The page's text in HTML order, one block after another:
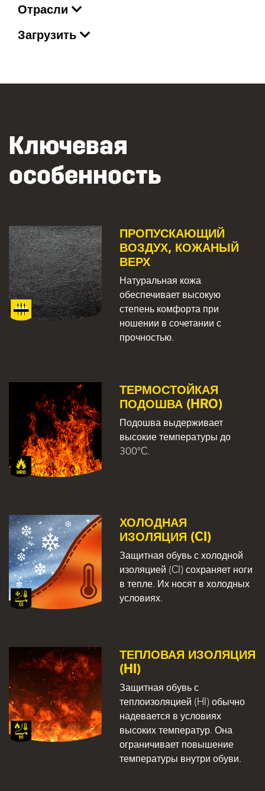
Отрасли
Загрузить
Ключевая
особенность
ПРОПУСКАЮЩИЙ
ВОЗДУХ, КОЖАНЫЙ
ВЕРХ
Натуральная кожа
обеспечивает высокую
степень комфорта при
ношении в сочетании с
прочностью.
ТЕРМОСТОЙКАЯ
ПОДОШВА (HRO)
Подошва выдерживает
высокие температуры до
300°C.
ХОЛОДНАЯ
ИЗОЛЯЦИЯ (CI)
Защитная обувь с холодной
изоляцией (CI) сохраняет ноги
в тепле. Их носят в холодных
условиях.
ТЕПЛОВАЯ ИЗОЛЯЦИЯ
(HI)
Защитная обувь с
теплоизоляцией (HI) обычно
надевается в условиях
высоких температур. Она
ограничивает повышение
температуры внутри обуви.